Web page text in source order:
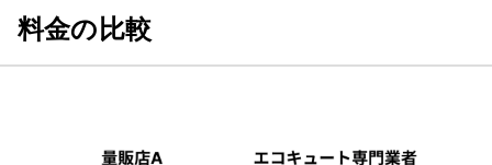
Q3: エコキュートの交換時に注意すべきポイントは何ですか？
Q5: エコキュートの交換後にすぐ使えるようになりますか？
料金の比較